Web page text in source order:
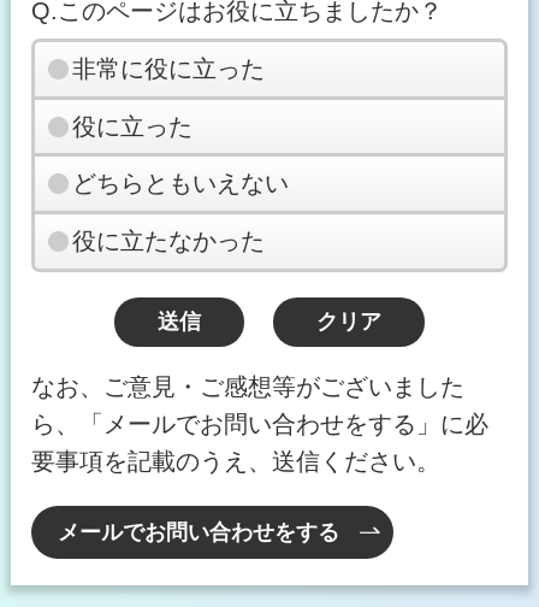
Q.このページはお役に立ちましたか？
非常に役に立った
役に立った
どちらともいえない
役に立たなかった
なお、ご意見・ご感想等がございました
ら、「メールでお問い合わせをする」に必
要事項を記載のうえ、送信ください。
メールでお問い合わせをする